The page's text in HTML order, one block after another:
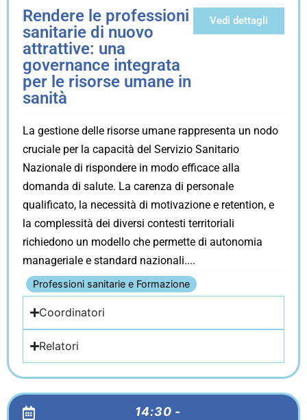
Rendere le professioni
sanitarie di nuovo
attrattive: una
governance integrata
per le risorse umane in
sanità
Vedi dettagli
La gestione delle risorse umane rappresenta un nodo
cruciale per la capacità del Servizio Sanitario
Nazionale di rispondere in modo efficace alla
domanda di salute. La carenza di personale
qualificato, la necessità di motivazione e retention, e
la complessità dei diversi contesti territoriali
richiedono un modello che permette di autonomia
manageriale e standard nazionali.
Professioni sanitarie e Formazione
Coordinatori
Relatori
14:30 -